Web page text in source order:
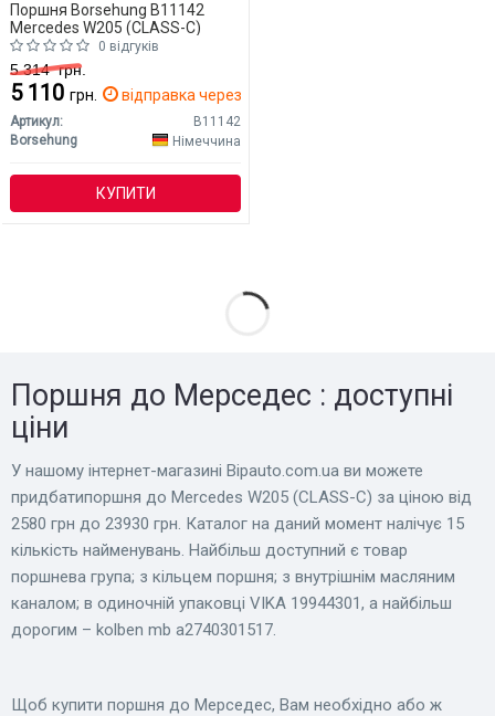
Поршня Borsehung B11142
Mercedes W205 (CLASS-C)
0 відгуків
5 314грн.
5 110 грн. відправка через 2 дн.
Артикул:
B11142
Borsehung
Німеччина
КУПИТИ
Поршня до Мерседес : доступні
ціни
У нашому інтернет-магазині Bіpauto.com.ua ви можете
придбатипоршня до Mercedes W205 (CLASS-C) за ціною від
2580 грн до 23930 грн. Каталог на даний момент налічує 15
кількість найменувань. Найбільш доступний є товар
поршнева група; з кільцем поршня; з внутрішнім масляним
каналом; в одиночній упаковці VIKA 19944301, а найбільш
дорогим – kolben mb a2740301517.
Щоб купити поршня до Мерседес, Вам необхідно або ж